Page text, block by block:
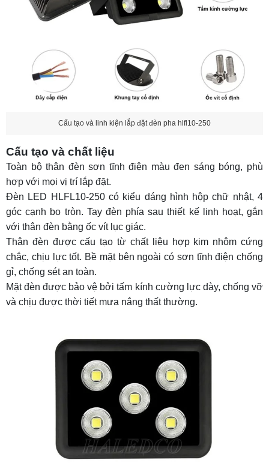
Cấu tạo và linh kiện lắp đặt đèn pha hlfl10-250
Cấu tạo và chất liệu
Toàn bộ thân đèn sơn tĩnh điện màu đen sáng bóng, phù
hợp với mọi vị trí lắp đặt.
Đèn LED HLFL10-250 có kiểu dáng hình hộp chữ nhật, 4
góc cạnh bo tròn. Tay đèn phía sau thiết kế linh hoạt, gắn
với thân đèn bằng ốc vít lục giác.
Thân đèn được cấu tạo từ chất liệu hợp kim nhôm cứng
chắc, chịu lực tốt. Bề mặt bên ngoài có sơn tĩnh điện chống
gỉ, chống sét an toàn.
Mặt đèn được bảo vệ bởi tấm kính cường lực dày, chống vỡ
và chịu được thời tiết mưa nắng thất thường.